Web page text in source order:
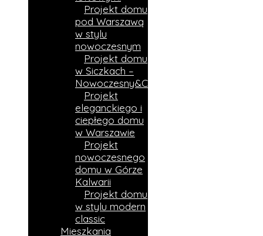
Projekt domu
pod Warszawą
w stylu
nowoczesnym
Projekt domu
w Siczkach –
Nowoczesny&Ciepły
Projekt
eleganckiego i
ciepłego domu
w Warszawie
Projekt
nowoczesnego
domu w Górze
Kalwarii
Projekt domu
w stylu modern
classic
Mieszkania